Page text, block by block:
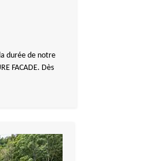
durée de notre
FACADE. Dès